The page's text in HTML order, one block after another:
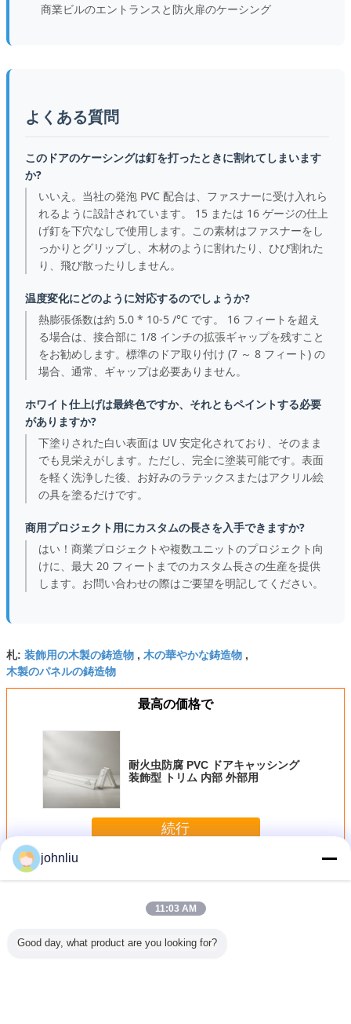
商業ビルのエントランスと防火扉のケーシング
よくある質問
このドアのケーシングは釘を打ったときに割れてしまいます
か?
いいえ。当社の発泡 PVC 配合は、ファスナーに受け入れら
れるように設計されています。 15 または 16 ゲージの仕上
げ釘を下穴なしで使用します。この素材はファスナーをし
っかりとグリップし、木材のように割れたり、ひび割れた
り、飛び散ったりしません。
温度変化にどのように対応するのでしょうか?
熱膨張係数は約 5.0 * 10-5 /°C です。 16 フ​​ィートを超え
る場合は、接合部に 1/8 インチの拡張ギャップを残すこと
をお勧めします。標準のドア取り付け (7 ～ 8 フィート) の
場合、通常、ギャップは必要ありません。
ホワイト仕上げは最終色ですか、それともペイントする必要
がありますか?
下塗りされた白い表面は UV 安定化されており、そのまま
でも見栄えがします。ただし、完全に塗装可能です。表面
を軽く洗浄した後、お好みのラテックスまたはアクリル絵
の具を塗るだけです。
商用プロジェクト用にカスタムの長さを入手できますか?
はい！商業プロジェクトや複数ユニットのプロジェクト向
けに、最大 20 フィートまでのカスタム長さの生産を提供
します。お問い合わせの際はご要望を明記してください。
札: 装飾用の木製の鋳造物 , 木の華やかな鋳造物 ,
木製のパネルの鋳造物
最高の価格で
耐火虫防腐 PVC ドアキャッシング
装飾型 トリム 内部 外部用
続行
多く装飾的な木の鋳造物
johnliu
11:03 AM
Good day, what product are you looking for?